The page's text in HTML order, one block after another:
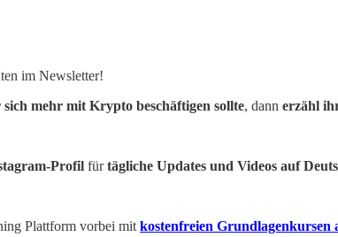
im Newsletter!
sich mehr mit Krypto beschäftigen sollte, dann erzähl
Profil fürtägliche Updates und Videos auf
Plattform vorbei mit kostenfreien Grundlagenkursen